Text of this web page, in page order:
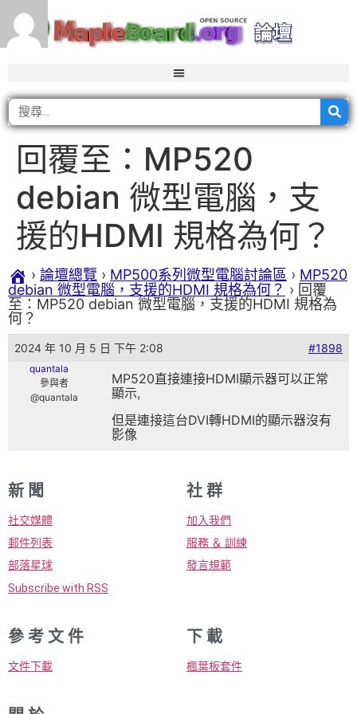
回覆至：MP520
debian 微型電腦，支
援的HDMI 規格為何？
› 論壇總覽 › MP500系列微型電腦討論區 › MP520
debian 微型電腦，支援的HDMI 規格為何？ › 回覆
至：MP520 debian 微型電腦，支援的HDMI 規格為
何？
2024 年 10 月 5 日 下午 2:08 #1898
quantala
參與者
@quantala
MP520直接連接HDMI顯示器可以正常
顯示,
但是連接這台DVI轉HDMI的顯示器沒有
影像
新 聞
社交媒體
郵件列表
部落星球
Subscribe with RSS
社 群
加入我們
服務 ＆ 訓練
發言規範
參 考 文 件
文件下載
下 載
楓葉板套件